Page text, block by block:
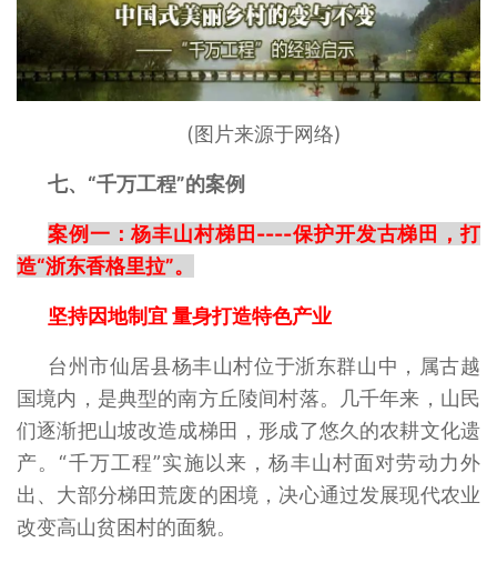
(图片来源于网络)
七、“千万工程”的案例
案例一：杨丰山村梯田----保护开发古梯田，打
造“浙东香格里拉”。
坚持因地制宜 量身打造特色产业
台州市仙居县杨丰山村位于浙东群山中，属古越
国境内，是典型的南方丘陵间村落。几千年来，山民
们逐渐把山坡改造成梯田，形成了悠久的农耕文化遗
产。“千万工程”实施以来，杨丰山村面对劳动力外
出、大部分梯田荒废的困境，决心通过发展现代农业
改变高山贫困村的面貌。